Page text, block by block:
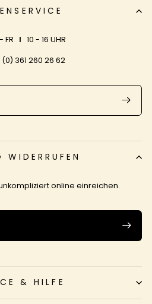
FR I 10 - 16 UHR
361 260 26 62
WIDERRUFEN
online einreichen.
& HILFE